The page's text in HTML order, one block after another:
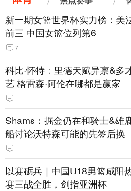
新一期女篮世界杯实力榜：美
前三 中国女篮位列第6
7
科比·怀特：里德天赋异禀&多
艺 格雷森·阿伦在哪都是赢家
Shams：掘金仍在和骑士&雄
船讨论沃特森可能的先签后换
以赛砺兵｜中国U18男篮咸阳
赛三战全胜，剑指亚洲杯